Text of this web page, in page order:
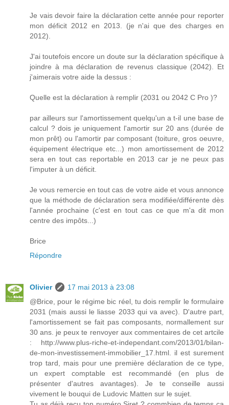
Je vais devoir faire la déclaration cette année pour reporter
mon déficit 2012 en 2013. (je n'ai que des charges en
2012).
J'ai toutefois encore un doute sur la déclaration spécifique à
joindre à ma déclaration de revenus classique (2042). Et
j'aimerais votre aide la dessus :
Quelle est la déclaration à remplir (2031 ou 2042 C Pro )?
par ailleurs sur l'amortissement quelqu'un a t-il une base de
calcul ? dois je uniquement l'amortir sur 20 ans (durée de
mon prêt) ou l'amortir par composant (toiture, gros oeuvre,
équipement électrique etc...) mon amortissement de 2012
sera en tout cas reportable en 2013 car je ne peux pas
l'imputer à un déficit.
Je vous remercie en tout cas de votre aide et vous annonce
que la méthode de déclaration sera modifiée/différente dès
l'année prochaine (c'est en tout cas ce que m'a dit mon
centre des impôts...)
Brice
Répondre
Olivier
17 mai 2013 à 23:08
@Brice, pour le régime bic réel, tu dois remplir le formulaire
2031 (mais aussi le liasse 2033 qui va avec). D'autre part,
l'amortissement se fait pas composants, normallement sur
30 ans. je peux te renvoyer aux commentaires de cet artcile
: http://www.plus-riche-et-independant.com/2013/01/bilan-
de-mon-investissement-immobilier_17.html. il est surement
trop tard, mais pour une première déclaration de ce type,
un expert comptable est recommandé (en plus de
présenter d'autres avantages). Je te conseille aussi
vivement le bouqui de Ludovic Matten sur le sujet.